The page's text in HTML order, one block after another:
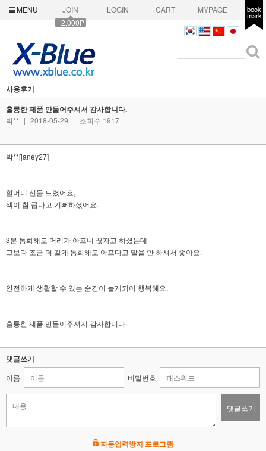
MENU
JOIN
+2,000P
LOGIN CART MYPAGE book
mark
사용후기
훌륭한 제품 만들어주셔서 감사합니다.
박** | 2018-05-29 | 조회수 1917
박**[janey27]
할머니 선물 드렸어요,
색이 참 곱다고 기뻐하셨어요.
3분 통화해도 머리가 아프니 끊자고 하셨는데
그보다 조금 더 길게 통화해도 아프다고 말을 안 하셔서 좋아요.
안전하게 생활할 수 있는 순간이 늘게되어 행복해요.
훌륭한 제품 만들어주셔서 감사합니다.
댓글쓰기
이름 비밀번호
댓글쓰기
자동입력방지 프로그램